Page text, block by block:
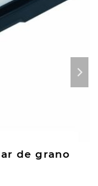
de grano